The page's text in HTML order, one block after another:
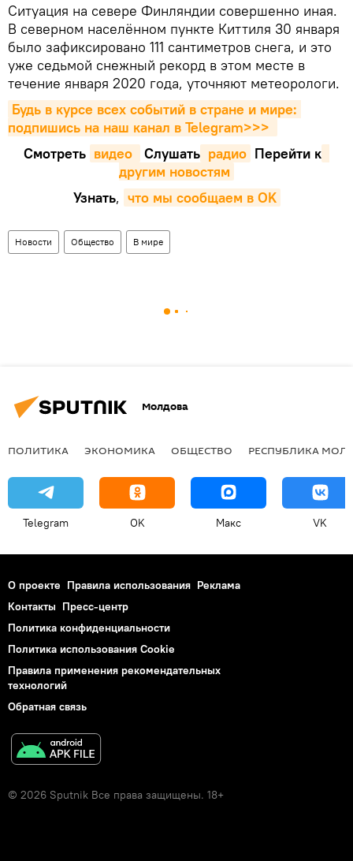
​Ситуация на севере Финляндии совершенно иная.
В северном населённом пункте Киттиля 30 января
было зафиксировано 111 сантиметров снега, и это
уже седьмой снежный рекорд в этом месте в
течение января 2020 года, уточняют метеорологи.
Будь в курсе всех событий в стране и мире:
подпишись на наш канал в Telegram>>>
Смотреть видео Cлушать радио Перейти к
другим новостям
Узнать, что мы сообщаем в OK
Новости Общество В мире
Молдова
ПОЛИТИКА ЭКОНОМИКА ОБЩЕСТВО РЕСПУБЛИКА
Telegram OK Макс VK
О проекте Правила использования Реклама
Контакты Пресс-центр
Политика конфиденциальности
Политика использования Cookie
Правила применения рекомендательных
технологий
Обратная связь
© 2026 Sputnik Все права защищены. 18+